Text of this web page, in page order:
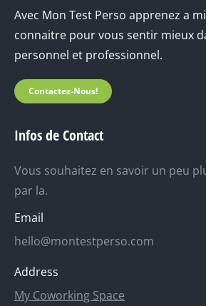
Avec Mon Test Perso apprenez a
connaitre pour vous sentir mieux
personnel et professionnel.
Contactez-Nous!
Infos de Contact
Vous souhaitez en savoir un peu
par la.
Email
hello@montestperso.com
Address
My Coworking Space